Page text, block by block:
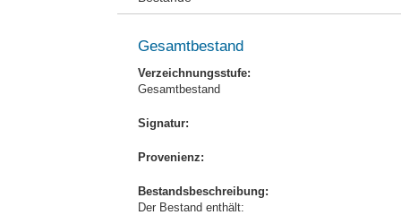
Gesamtbestand
Verzeichnungsstufe:
Gesamtbestand
Signatur:
Provenienz:
Bestandsbeschreibung:
Der Bestand enthält: